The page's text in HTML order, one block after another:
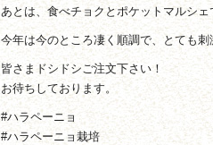
あとは、食べチョクとポケットマルシェ
今年は今のところ凄く順調で、とても
皆さまドシドシご注文下さい！
お待ちしております。
#ハラペーニョ
#ハラペーニョ栽培